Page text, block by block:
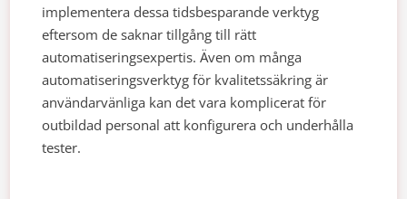
implementera dessa tidsbesparande verktyg
eftersom de saknar tillgång till rätt
automatiseringsexpertis. Även om många
automatiseringsverktyg för kvalitetssäkring är
användarvänliga kan det vara komplicerat för
outbildad personal att konfigurera och underhålla
tester.